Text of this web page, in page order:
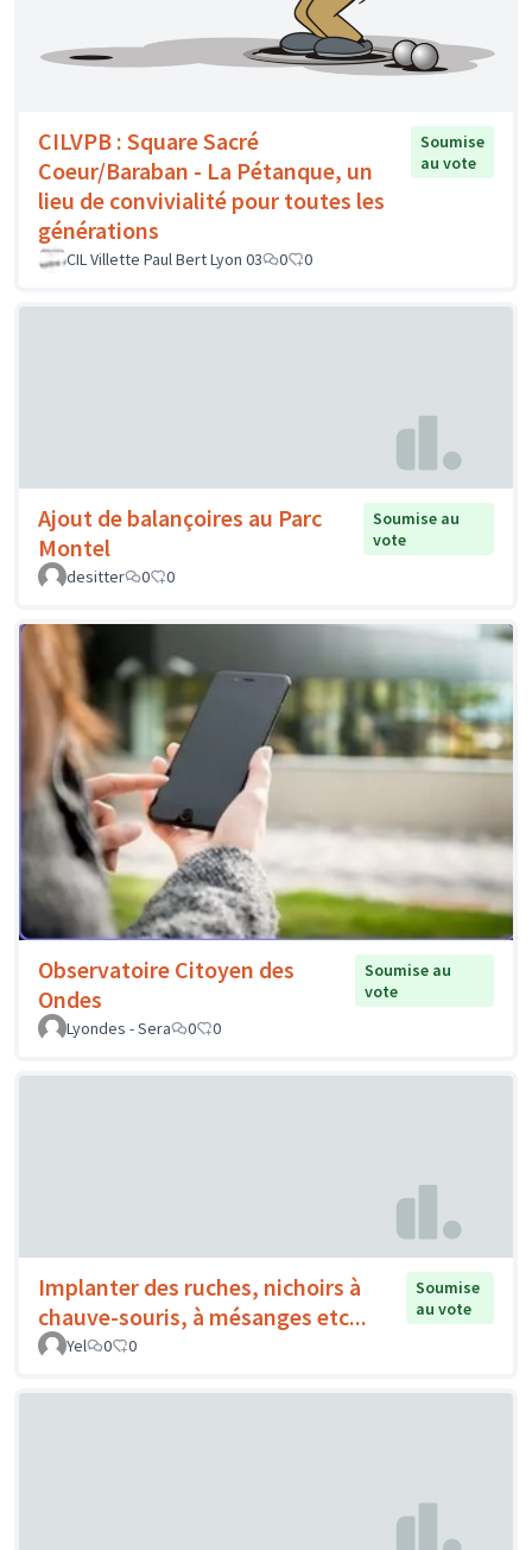
CILVPB : Square Sacré
Coeur/Baraban - La Pétanque, un
lieu de convivialité pour toutes les
générations
Soumise
au vote
CIL Villette Paul Bert Lyon 03 0 0
Ajout de balançoires au Parc
Montel
Soumise au
vote
desitter
0 0
Observatoire Citoyen des
Ondes
Soumise au
vote
Lyondes - Sera
0 0
Implanter des ruches, nichoirs à
chauve-souris, à mésanges etc...
Soumise
au vote
Yel
0 0